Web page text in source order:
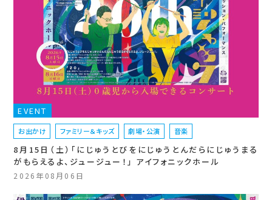
EVENT
お出かけ ファミリー＆キッズ 劇場・公演 音楽
8月15日（土）「にじゅうとびをにじゅうとんだらにじゅうまる
がもらえるよ、ジュージュー！」 アイフォニックホール
2026年08月06日